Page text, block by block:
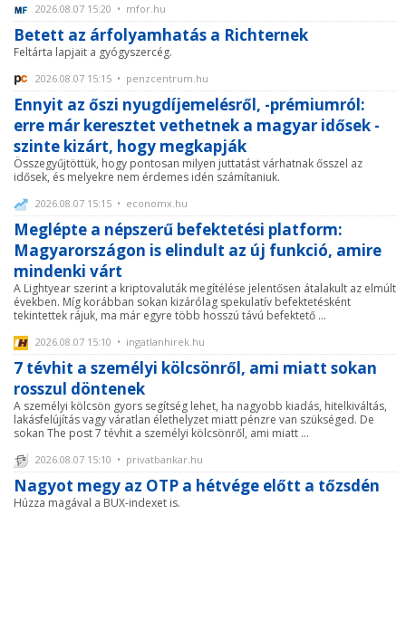
2026.08.07 15:20 • mfor.hu
Betett az árfolyamhatás a Richternek
Feltárta lapjait a gyógyszercég.
2026.08.07 15:15 • penzcentrum.hu
Ennyit az őszi nyugdíjemelésről, -prémiumról:
erre már keresztet vethetnek a magyar idősek -
szinte kizárt, hogy megkapják
Összegyűjtöttük, hogy pontosan milyen juttatást várhatnak ősszel az
idősek, és melyekre nem érdemes idén számítaniuk.
2026.08.07 15:15 • economx.hu
Meglépte a népszerű befektetési platform:
Magyarországon is elindult az új funkció, amire
mindenki várt
A Lightyear szerint a kriptovaluták megítélése jelentősen átalakult az elmúlt
években. Míg korábban sokan kizárólag spekulatív befektetésként
tekintettek rájuk, ma már egyre több hosszú távú befektető ...
2026.08.07 15:10 • ingatlanhirek.hu
7 tévhit a személyi kölcsönről, ami miatt sokan
rosszul döntenek
A személyi kölcsön gyors segítség lehet, ha nagyobb kiadás, hitelkiváltás,
lakásfelújítás vagy váratlan élethelyzet miatt pénzre van szükséged. De
sokan The post 7 tévhit a személyi kölcsönről, ami miatt ...
2026.08.07 15:10 • privatbankar.hu
Nagyot megy az OTP a hétvége előtt a tőzsdén
Húzza magával a BUX-indexet is.